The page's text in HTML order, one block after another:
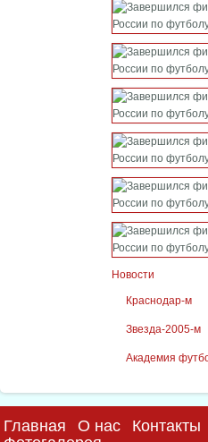
Новости
Краснодар-м
Звезда-2005-м
Академия
Главная О нас Контакты